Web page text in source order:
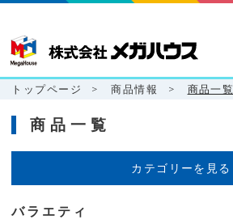
トップページ > 商品情報 > 商品一覧
商品一覧
カテゴリーを見る
バラエティ